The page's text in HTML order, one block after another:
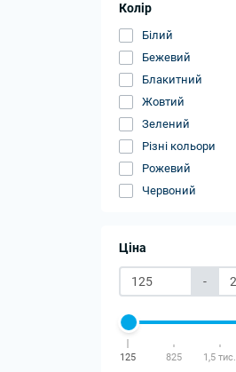
Колір
Білий
Бежевий
Блакитний
Жовтий
Зелений
Різні кольори
Рожевий
Червоний
Ціна
-
125 825 1,5 тис.